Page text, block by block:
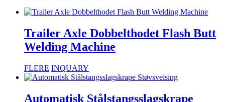
Trailer Axle Dobbelthodet Flash Butt
Welding Machine
FLERE INQUARY
Automatisk Stålstangsslagskrape